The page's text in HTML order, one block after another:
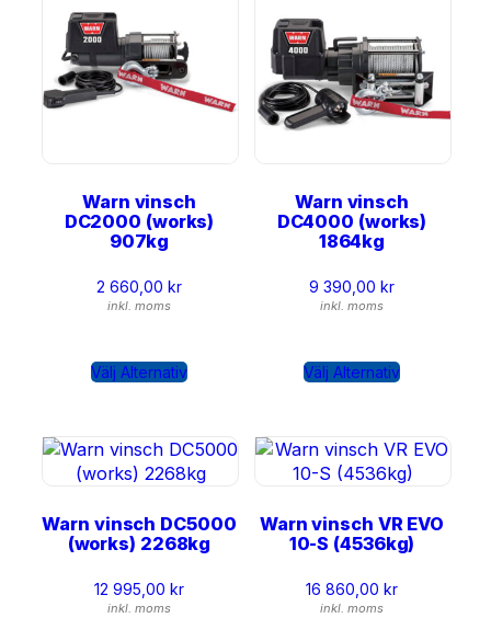
Warn vinsch
DC2000 (works)
907kg
2 660,00 kr
inkl. moms
Välj Alternativ
Warn vinsch
DC4000 (works)
1864kg
9 390,00 kr
inkl. moms
Välj Alternativ
Warn vinsch DC5000
(works) 2268kg
12 995,00 kr
inkl. moms
Warn vinsch VR EVO
10-S (4536kg)
16 860,00 kr
inkl. moms